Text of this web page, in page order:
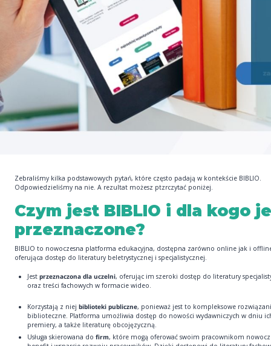
Zebraliśmy kilka podstawowych pytań, które często padają w kontekście BIBLIO.
Odpowiedzieliśmy na nie. A rezultat możesz ptzrczytać poniżej.
Czym jest BIBLIO i dla kogo
przeznaczone?
BIBLIO to nowoczesna platforma edukacyjna, dostępna zarówno online jak i
oferująca dostęp do literatury beletrystycznej i specjalistycznej.
Jest przeznaczona dla uczelni, oferując im szeroki dostęp do literatury
oraz treści fachowych w formacie wideo.
Korzystają z niej biblioteki publiczne, ponieważ jest to kompleksowe
biblioteczne. Platforma umożliwia dostęp do nowości wydawniczych w dniu
premiery, a także literaturę obcojęzyczną.
Usługa skierowana do firm, które mogą oferować swoim pracownikom